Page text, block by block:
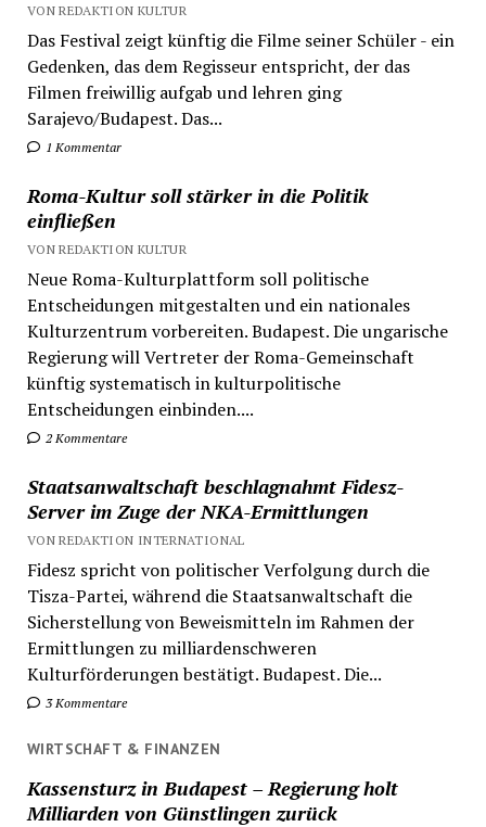
VON REDAKTION KULTUR
Das Festival zeigt künftig die Filme seiner Schüler - ein
Gedenken, das dem Regisseur entspricht, der das
Filmen freiwillig aufgab und lehren ging
Sarajevo/Budapest. Das...
1 Kommentar
Roma-Kultur soll stärker in die Politik
einfließen
VON REDAKTION KULTUR
Neue Roma-Kulturplattform soll politische
Entscheidungen mitgestalten und ein nationales
Kulturzentrum vorbereiten. Budapest. Die ungarische
Regierung will Vertreter der Roma-Gemeinschaft
künftig systematisch in kulturpolitische
Entscheidungen einbinden....
2 Kommentare
Staatsanwaltschaft beschlagnahmt Fidesz-
Server im Zuge der NKA-Ermittlungen
VON REDAKTION INTERNATIONAL
Fidesz spricht von politischer Verfolgung durch die
Tisza-Partei, während die Staatsanwaltschaft die
Sicherstellung von Beweismitteln im Rahmen der
Ermittlungen zu milliardenschweren
Kulturförderungen bestätigt. Budapest. Die...
3 Kommentare
WIRTSCHAFT & FINANZEN
Kassensturz in Budapest – Regierung holt
Milliarden von Günstlingen zurück